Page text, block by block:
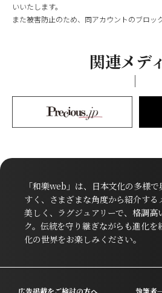
いいたします。
また被害防止のため、同アカウントのブロッ
関連メデ
「和樂web」は、日本文化の多様
すく、さまざまな角度から紹介する
美しく、ラグジュアリーで、格調高
ク。伝統を守り継ぎながらも進化
化の世界をお楽しみください。
広告掲載をご検討の方へ 執筆者